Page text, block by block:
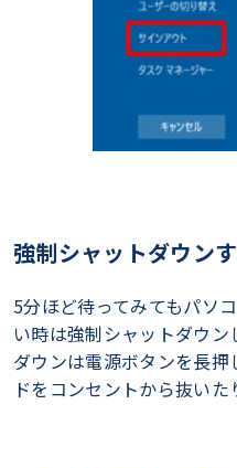
強制シャットダウン
5分ほど待ってみてもパソ
い時は強制シャットダウ
ダウンは電源ボタンを長
ドをコンセントから抜いた